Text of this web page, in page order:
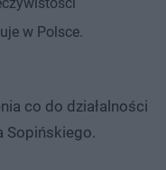
w Polsce.
co do działalności
Sopińskiego.